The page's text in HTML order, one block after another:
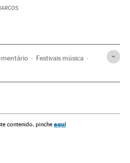
Festivais música
contenido, pinche aquí